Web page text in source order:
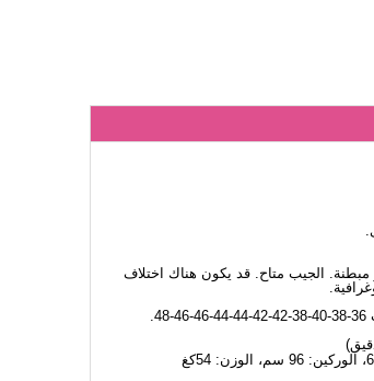
مبطنة. الجيب متاح. قد يكون هناك اختلاف